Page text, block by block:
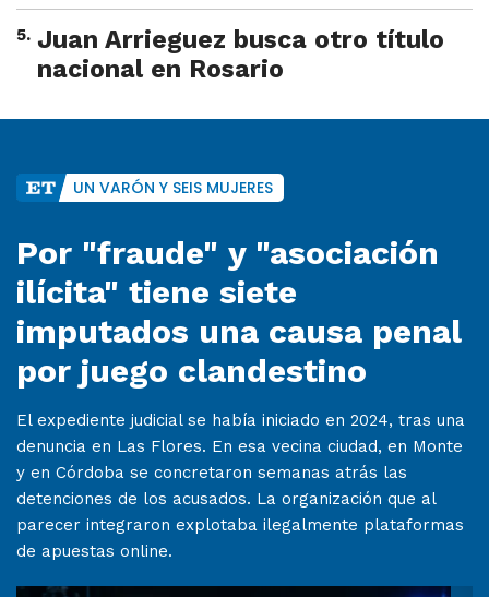
5. Juan Arrieguez busca otro título
nacional en Rosario
UN VARÓN Y SEIS MUJERES
Por "fraude" y "asociación
ilícita" tiene siete
imputados una causa penal
por juego clandestino
El expediente judicial se había iniciado en 2024, tras una
denuncia en Las Flores. En esa vecina ciudad, en Monte
y en Córdoba se concretaron semanas atrás las
detenciones de los acusados. La organización que al
parecer integraron explotaba ilegalmente plataformas
de apuestas online.